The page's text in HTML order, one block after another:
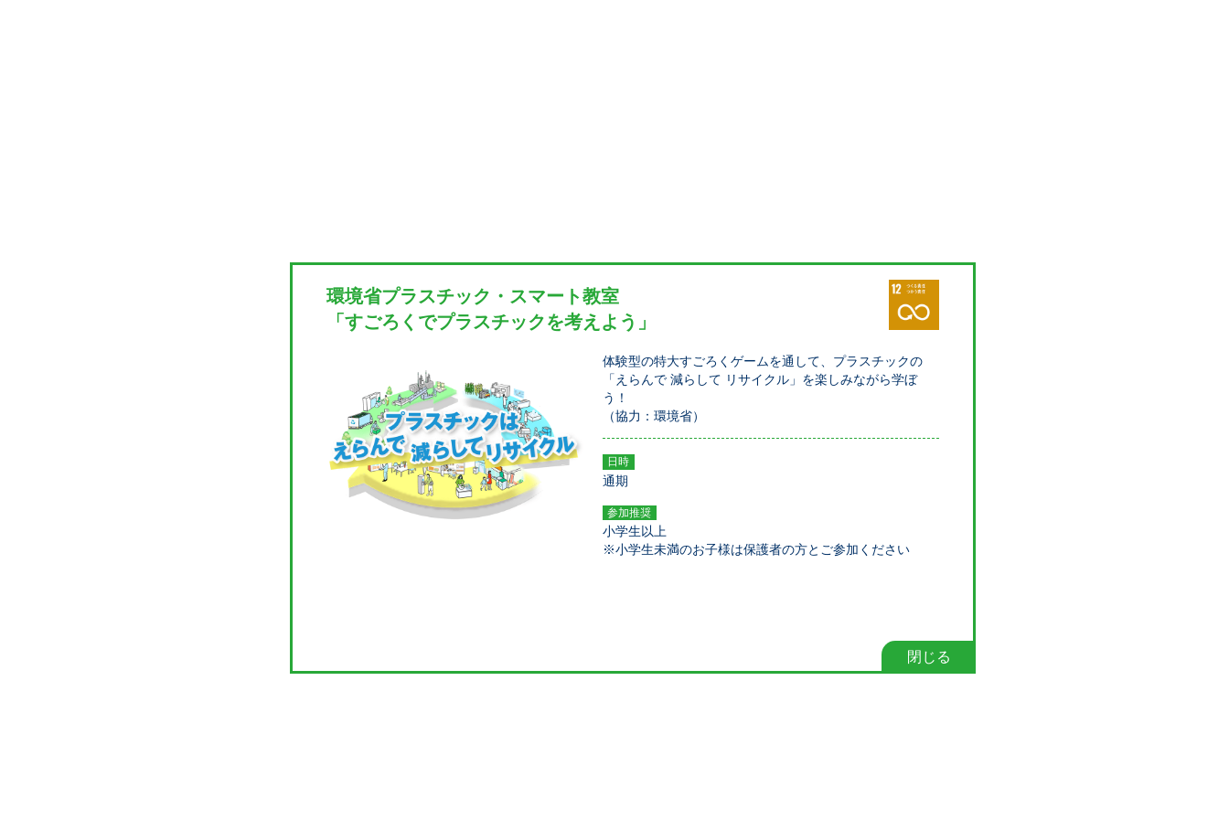
環境省プラスチック・スマート教室
「すごろくでプラスチックを考えよう」
体験型の特大すごろくゲームを通して、プラスチックの
「えらんで 減らして リサイクル」を楽しみながら学ぼ
う！
（協力：環境省）
日時
通期
参加推奨
小学生以上
※小学生未満のお子様は保護者の方とご参加ください
閉じる